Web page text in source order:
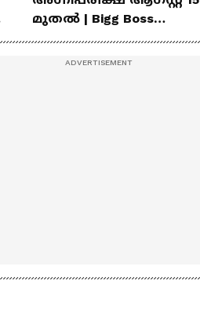
മുതൽ | Bigg Boss
Agnipariksha